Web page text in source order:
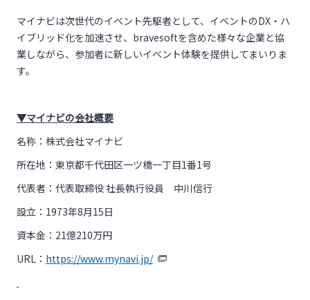
マイナビは次世代のイベント先駆者として、イベントのDX・ハ
イブリッド化を加速させ、bravesoftを含めた様々な企業と協
業しながら、参加者に新しいイベント体験を提供してまいりま
す。
▼マイナビの会社概要
名称：株式会社マイナビ
所在地：東京都千代田区一ツ橋一丁目1番1号
代表者：代表取締役 社長執行役員 中川信行
設立：1973年8月15日
資本金：21億210万円
URL： https://www.mynavi.jp/